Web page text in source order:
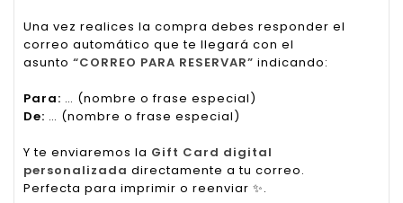
Una vez realices la compra debes responder el
correo automático que te llegará con el
asunto “CORREO PARA RESERVAR” indicando:
Para: … (nombre o frase especial)
De: … (nombre o frase especial)
Y te enviaremos la Gift Card digital
personalizada directamente a tu correo.
Perfecta para imprimir o reenviar ✨.